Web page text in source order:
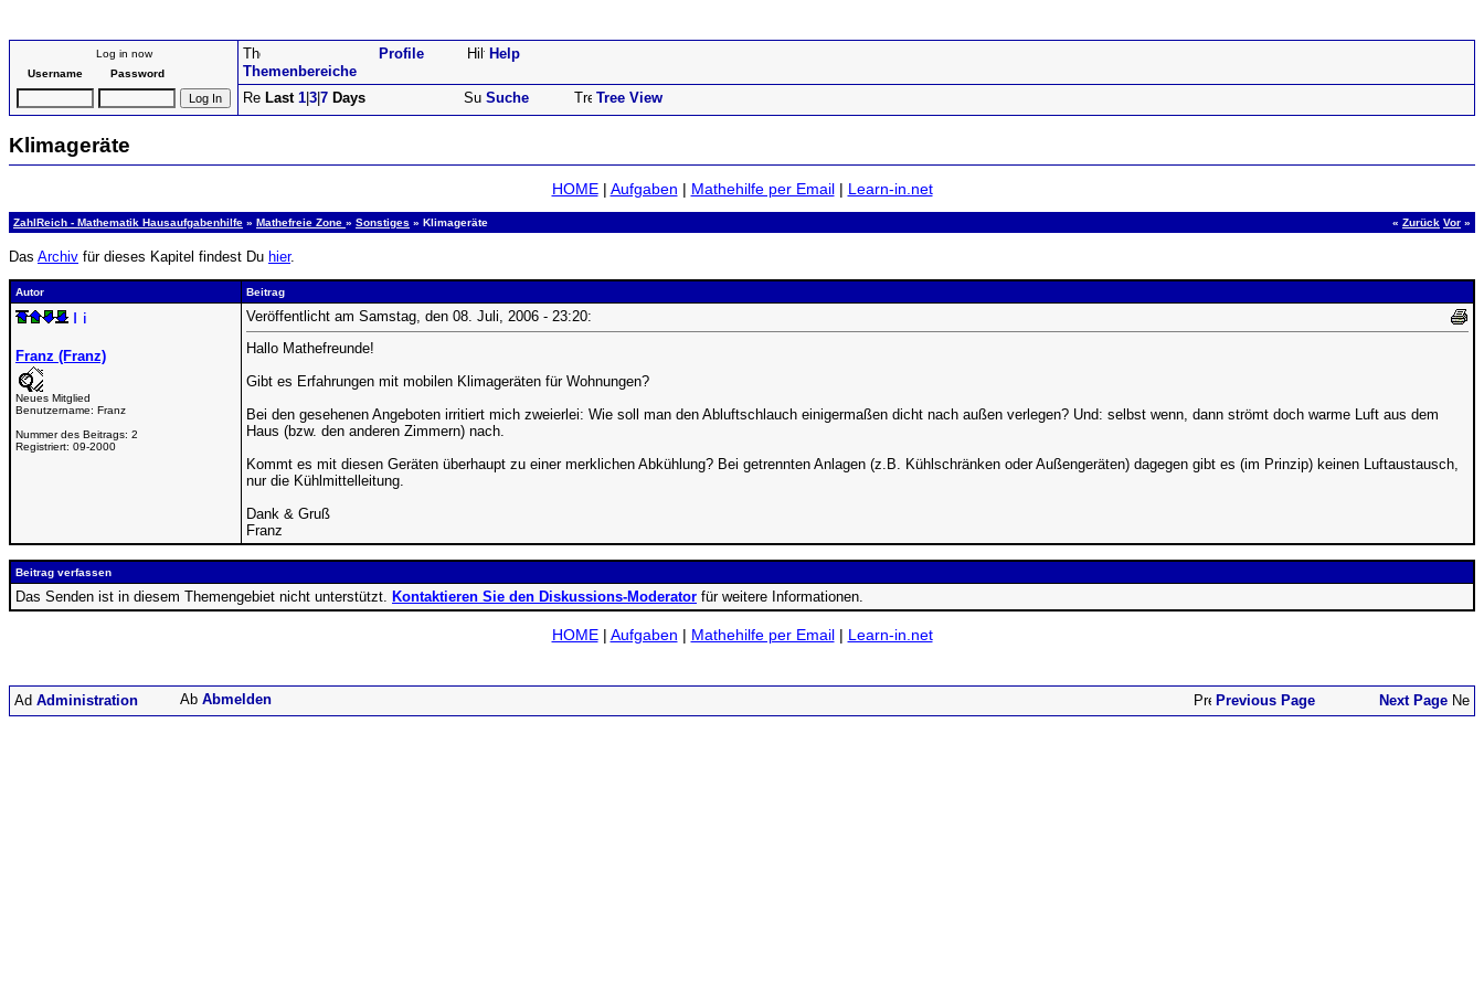
Log in now
Username
Password Themenbereiche
Profile Help
Last 1 3 7 Days Suche Tree View
Klimageräte
HOME| Aufgaben | Mathehilfe per Email| Learn-in.net
ZahlReich - Mathematik Hausaufgabenhilfe » Mathefreie Zone » Sonstiges » Klimageräte « Zurück Vor »
Das Archiv für dieses Kapitel findest Du hier.
Autor Beitrag
Franz (Franz)
Neues Mitglied
Benutzername: Franz
Nummer des Beitrags: 2
Registriert: 09-2000
Veröffentlicht am Samstag, den 08. Juli, 2006 - 23:20:
Hallo Mathefreunde!
Gibt es Erfahrungen mit mobilen Klimageräten für Wohnungen?
Bei den gesehenen Angeboten irritiert mich zweierlei: Wie soll man den Abluftschlauch einigermaßen dicht nach außen verlegen? Und: selbst wenn, dann strömt doch warme Luft aus dem
Haus (bzw. den anderen Zimmern) nach.
Kommt es mit diesen Geräten überhaupt zu einer merklichen Abkühlung? Bei getrennten Anlagen (z.B. Kühlschränken oder Außengeräten) dagegen gibt es (im Prinzip) keinen Luftaustausch,
nur die Kühlmittelleitung.
Dank & Gruß
Franz
Beitrag verfassen
Das Senden ist in diesem Themengebiet nicht unterstützt. Kontaktieren Sie den Diskussions-Moderator für weitere Informationen.
HOME| Aufgaben | Mathehilfe per Email| Learn-in.net
Administration Abmelden Previous Page Next Page